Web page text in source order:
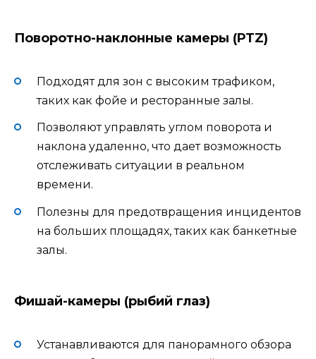
Поворотно-наклонные камеры (PTZ)
Подходят для зон с высоким трафиком,
таких как фойе и ресторанные залы.
Позволяют управлять углом поворота и
наклона удаленно, что дает возможность
отслеживать ситуации в реальном
времени.
Полезны для предотвращения инцидентов
на больших площадях, таких как банкетные
залы.
Фишай-камеры (рыбий глаз)
Устанавливаются для панорамного обзора